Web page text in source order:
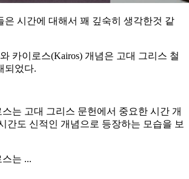
은 시간에 대해서 꽤 깊숙히 생각한것 같
카이로스(Kairos) 개념은 고대 그리스 철
되었다.
는 고대 그리스 문헌에서 중요한 시간 개
간도 신적인 개념으로 등장하는 모습을 보
는 ...